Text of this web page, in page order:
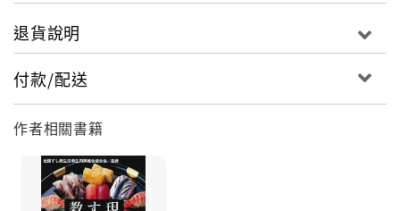
外還有與「赤身壽司」呈現出華麗的紅白對比「白身(白
肉)壽司」，除此之外，在玉子燒壽司等其他顏色壽司的
搭配下，相互襯托，達到外觀美麗、內在風味兼具的效
果。
第二章 捲物、散壽司、壽司丼的技術
包括台灣人最熟悉的捲物壽司，有粗捲、細捲、手捲
等，還有在飯上放壽司料的「散壽司」、「壽司丼」
退貨說明
付款/配送
作者相關書籍